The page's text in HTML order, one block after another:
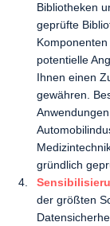
Bibliotheken
geprüfte
potentielle
Ihnen einen
gewähren.
gründlich
der größten